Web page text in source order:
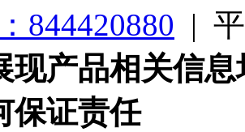
844420880 |
现产品相关信
保证责任